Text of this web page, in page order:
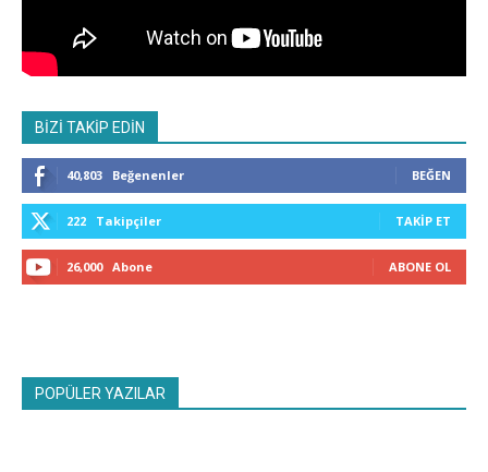
BİZİ TAKİP EDİN
40,803 Beğenenler BEĞEN
222 Takipçiler TAKIP ET
26,000 Abone ABONE OL
POPÜLER YAZILAR